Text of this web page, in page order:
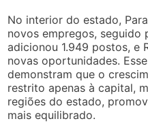
No interior do estado,
novos empregos, seguido
adicionou 1.949 postos, e
novas oportunidades.
demonstram que o
restrito apenas à capital,
regiões do estado,
mais equilibrado.